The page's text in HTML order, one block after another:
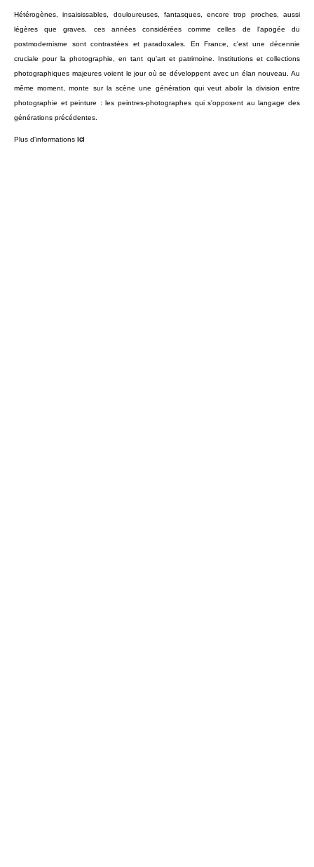
Hétérogènes, insaisissables, douloureuses, fantasques, encore trop proches, aussi
légères que graves, ces années considérées comme celles de l'apogée du
postmodernisme sont contrastées et paradoxales. En France, c'est une décennie
cruciale pour la photographie, en tant qu'art et patrimoine. Institutions et collections
photographiques majeures voient le jour où se développent avec un élan nouveau. Au
même moment, monte sur la scène une génération qui veut abolir la division entre
photographie et peinture : les peintres-photographes qui s'opposent au langage des
générations précédentes.
Plus d'informations ici